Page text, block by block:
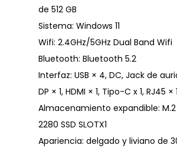
de 512 GB
Sistema: Windows 11
Wifi: 2.4GHz/5GHz Dual Band Wifi
Bluetooth: Bluetooth 5.2
Interfaz: USB × 4, DC, Jack de
DP × 1, HDMI × 1, Tipo-C x 1, RJ45 × 1
Almacenamiento expandible: M.2
2280 SSD SLOTX1
Apariencia: delgado y liviano de